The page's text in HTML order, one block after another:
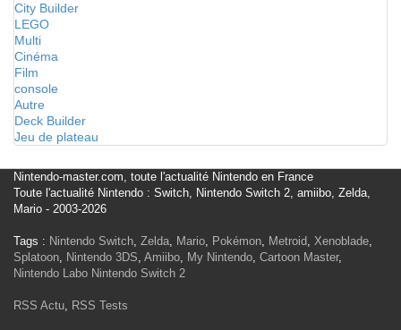
City Builder
LEGO
Multi
Cinéma
Film
console
Autre
Deck Builder
Jeu de plateau
Nintendo-master.com, toute l'actualité Nintendo en France
Toute l'actualité Nintendo : Switch, Nintendo Switch 2, amiibo, Zelda,
Mario - 2003-2026
Tags : Nintendo Switch, Zelda, Mario, Pokémon, Metroid, Xenoblade,
Splatoon, Nintendo 3DS, Amiibo, My Nintendo, Cartoon Master,
Nintendo Labo Nintendo Switch 2
RSS Actu, RSS Tests